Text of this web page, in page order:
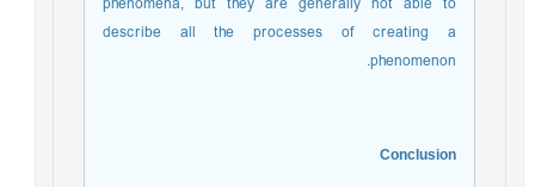
describe all the processes of creating a
phenomenon.
Conclusion